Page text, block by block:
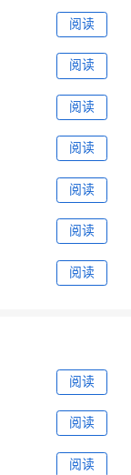
阅读
阅读
阅读
阅读
阅读
阅读
阅读
阅读
阅读
阅读